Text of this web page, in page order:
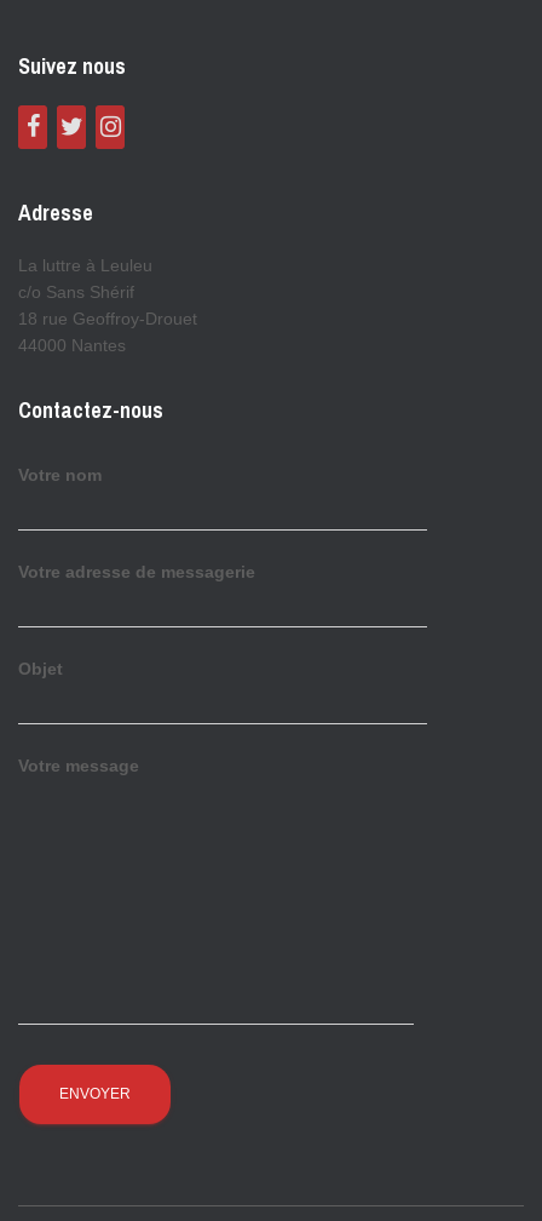
Suivez nous
Adresse
La luttre à Leuleu
c/o Sans Shérif
18 rue Geoffroy-Drouet
44000 Nantes
Contactez-nous
Votre nom
Votre adresse de messagerie
Objet
Votre message